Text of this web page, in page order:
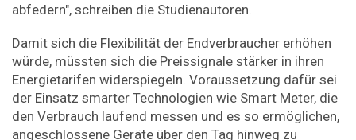
abfedern", schreiben die Studienautoren.
Damit sich die Flexibilität der Endverbraucher erhöhen
würde, müssten sich die Preissignale stärker in ihren
Energietarifen widerspiegeln. Voraussetzung dafür sei
der Einsatz smarter Technologien wie Smart Meter, die
den Verbrauch laufend messen und es so ermöglichen,
angeschlossene Geräte über den Tag hinweg zu